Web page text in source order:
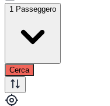
1 Passeggero
Cerca